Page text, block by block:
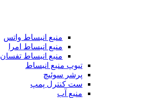
منبع انبساط واتس
منبع انبساط امرا
منبع انبساط تفسان
تیوپ منبع انبساط
پرشر سوئیچ
ست کنترل پمپ
منبع آب